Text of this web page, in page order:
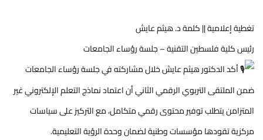
تغطية إعلامية || كلمة د. هيثم عايش
رئيس كلية فلسطين التقنية – جلسة رؤساء الجامعات
أكد الدكتور هيثم عايش خلال مشاركته في جلسة رؤساء الجامعات
ضمن الملتقى التربوي الرقمي الثاني أن اعتماد نماذج التعلم الإلكتروني غير
المتزامن يتطلب توفير محتوى رقمي متكامل، مع التركيز على سياسات
مركزية تقودها مؤسسات وطنية لضمان وحدة الرؤية التعليمية.